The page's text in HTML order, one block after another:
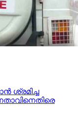
ശ്രമിച്ച